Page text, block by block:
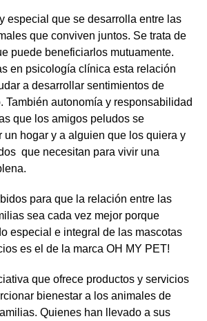
especial que se desarrolla entre las
que conviven juntos. Se trata de
puede beneficiarlos mutuamente.
en psicología clínica esta relación
a desarrollar sentimientos de
También autonomía y responsabilidad
que los amigos peludos se
un hogar y a alguien que los quiera y
que necesitan para vivir una
para que la relación entre las
sea cada vez mejor porque
especial e integral de las mascotas
es el de la marca OH MY PET!
que ofrece productos y servicios
bienestar a los animales de
Quienes han llevado a sus